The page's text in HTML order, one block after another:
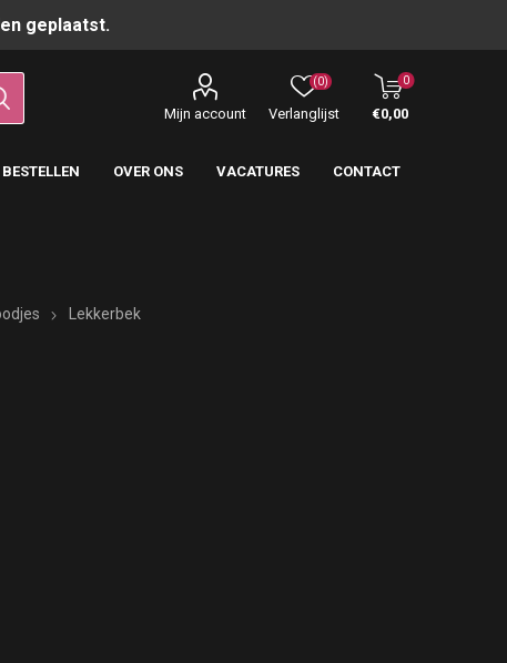
geplaatst.
Mijn account Verlanglijst
(0) 0
€0,00
OVER ONS VACATURES CONTACT
Lekkerbek